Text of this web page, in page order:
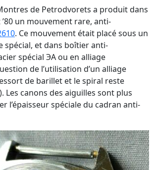
de Petrodvorets a produit dans
’80 un mouvement rare, anti-
. Ce mouvement était placé sous un
spécial, et dans boîtier anti-
spécial ЭА ou en alliage
de l’utilisation d’un alliage
de barillet et le spiral reste
). Les canons des aiguilles sont plus
l’épaisseur spéciale du cadran anti-